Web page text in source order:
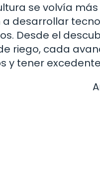
se volvía
desarrollar
Desde el
riego, cada
y tener